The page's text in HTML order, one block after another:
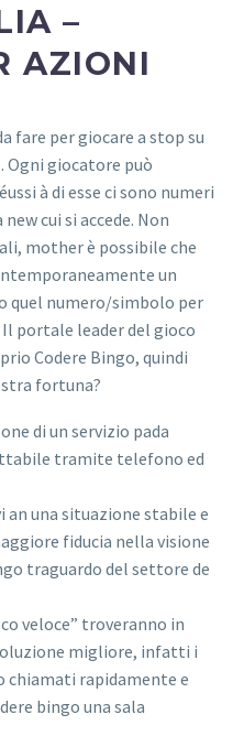
–
AZIONI
fare per giocare a stop su
Ogni giocatore può
à di esse ci sono numeri
cui si accede. Non
mother è possibile che
un
quel numero/simbolo per
portale leader del gioco
Codere Bingo, quindi
fortuna?
di un servizio pada
tramite telefono ed
an una situazione stabile e
fiducia nella visione
traguardo del settore de
veloce” troveranno in
migliore, infatti i
chiamati rapidamente e
bingo una sala